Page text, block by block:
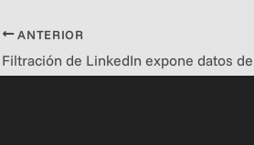
ANTERIOR
Filtración de LinkedIn expone datos